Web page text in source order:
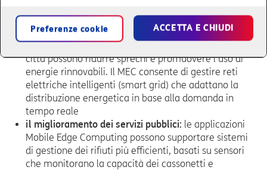
garantendo una risposta rapida e mirata
l’ottimizzazione energetica:
attraverso il
monitoraggio continuo dei consumi energetici, le
città possono ridurre sprechi e promuovere l’uso di
energie rinnovabili. Il MEC consente di gestire reti
elettriche intelligenti (smart grid) che adattano la
distribuzione energetica in base alla domanda in
tempo reale
il miglioramento dei servizi pubblici: le applicazioni
Mobile Edge Computing possono supportare sistemi
di gestione dei rifiuti più efficienti, basati su sensori
che monitorano la capacità dei cassonetti e
Preferenze cookie ACCETTA E CHIUDI